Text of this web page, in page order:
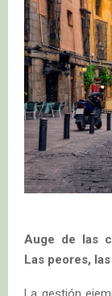
Auge de las
Las peores,